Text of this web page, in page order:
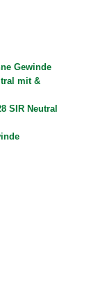
Gewinde
mit &
SIR Neutral